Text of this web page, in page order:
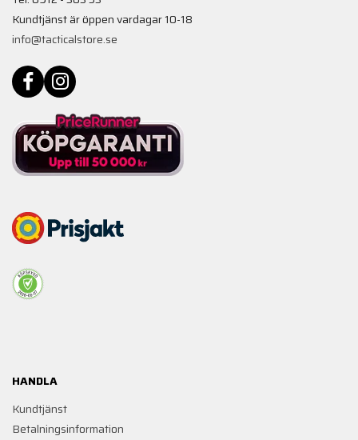
Kundtjänst är öppen vardagar 10-18
info@tacticalstore.se
HANDLA
Kundtjänst
Betalningsinformation